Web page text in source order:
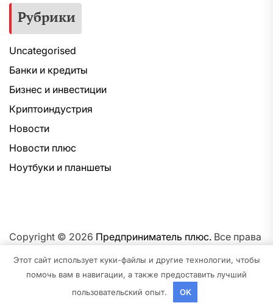
Рубрики
Uncategorised
Банки и кредиты
Бизнес и инвестиции
Криптоиндустрия
Новости
Новости плюс
Ноутбуки и планшеты
Copyright © 2026 Предприниматель плюс. Все права
платформеWordPress.
Этот сайт использует куки-файлы и другие технологии, чтобы
помочь вам в навигации, а также предоставить лучший
пользовательский опыт.
OK